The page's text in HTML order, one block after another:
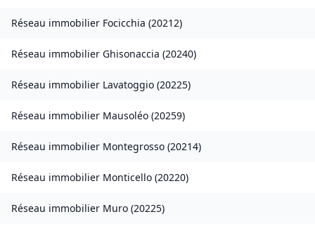
Réseau immobilier Focicchia (20212)
Réseau immobilier Ghisonaccia (20240)
Réseau immobilier Lavatoggio (20225)
Réseau immobilier Mausoléo (20259)
Réseau immobilier Montegrosso (20214)
Réseau immobilier Monticello (20220)
Réseau immobilier Muro (20225)